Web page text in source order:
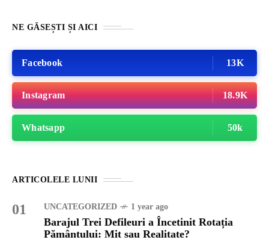
NE GĂSEȘTI ȘI AICI
Facebook 13K
Instagram 18.9K
Whatsapp 50k
ARTICOLELE LUNII
01 UNCATEGORIZED 1 year ago
Barajul Trei Defileuri a Încetinit Rotația
Pământului: Mit sau Realitate?